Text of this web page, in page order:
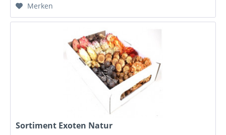
Merken
Sortiment Exoten Natur